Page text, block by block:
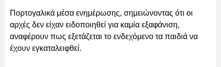
Πορτογαλικά μέσα ενημέρωσης, σημειώνοντας ότι οι
αρχές δεν είχαν ειδοποιηθεί για καμία εξαφάνιση,
αναφέρουν πως εξετάζεται το ενδεχόμενο τα παιδιά να
έχουν εγκαταλειφθεί.